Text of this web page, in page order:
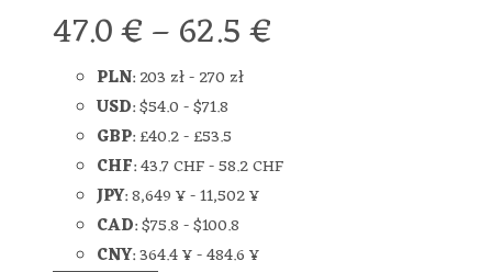
47.0€–62.5€
PLN:203 zł-270 zł
USD:$54.0-$71.8
GBP:£40.2-£53.5
CHF:43.7 CHF-58.2 CHF
JPY:8,649 ¥-11,502 ¥
CAD:$75.8-$100.8
CNY:364.4 ¥-484.6 ¥